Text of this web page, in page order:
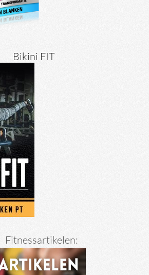
Bikini FIT
Fitnessartikelen: